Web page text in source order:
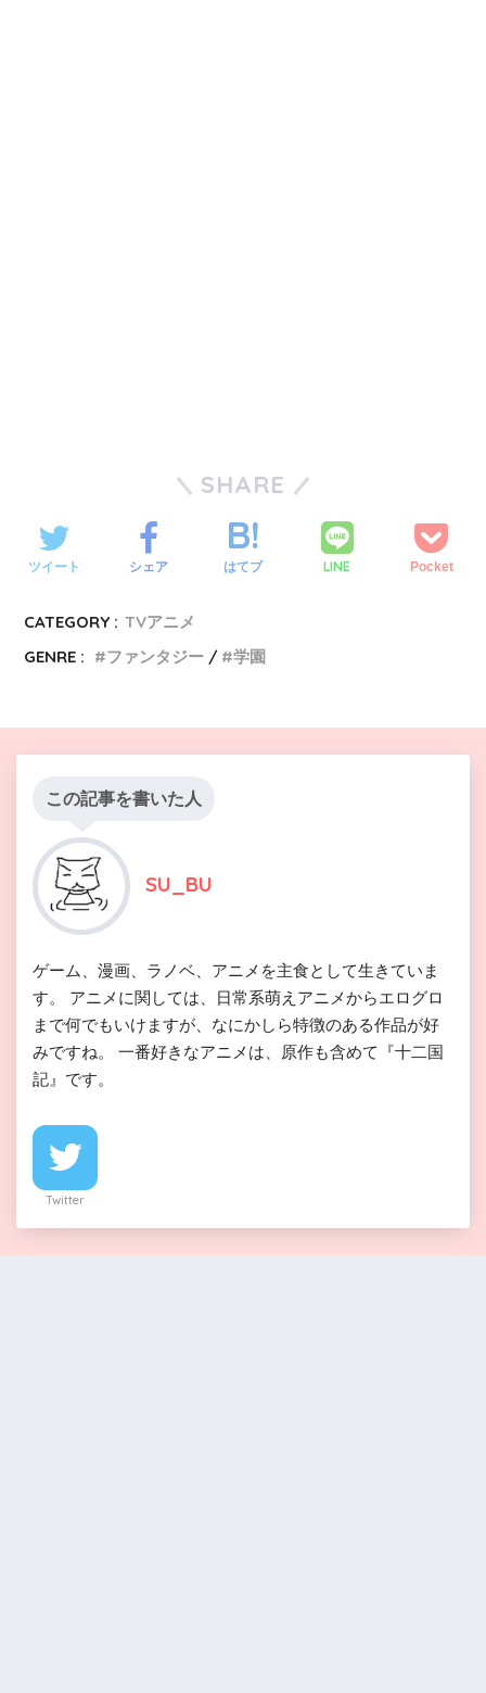
SHARE
ツイート シェア はてブ LINE Pocket
CATEGORY : TVアニメ
GENRE :
ファンタジー 学園
この記事を書いた人
SU_BU
ゲーム、漫画、ラノベ、アニメを主食として生きていま
す。 アニメに関しては、日常系萌えアニメからエログロ
まで何でもいけますが、なにかしら特徴のある作品が好
みですね。 一番好きなアニメは、原作も含めて『十二国
記』です。
Twitter